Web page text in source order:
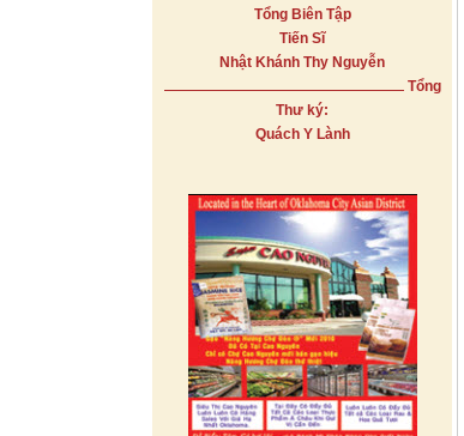
Tổng Biên Tập
Tiến Sĩ
Nhật Khánh Thy Nguyễn
Tổng
Thư ký:
Quách Y Lành